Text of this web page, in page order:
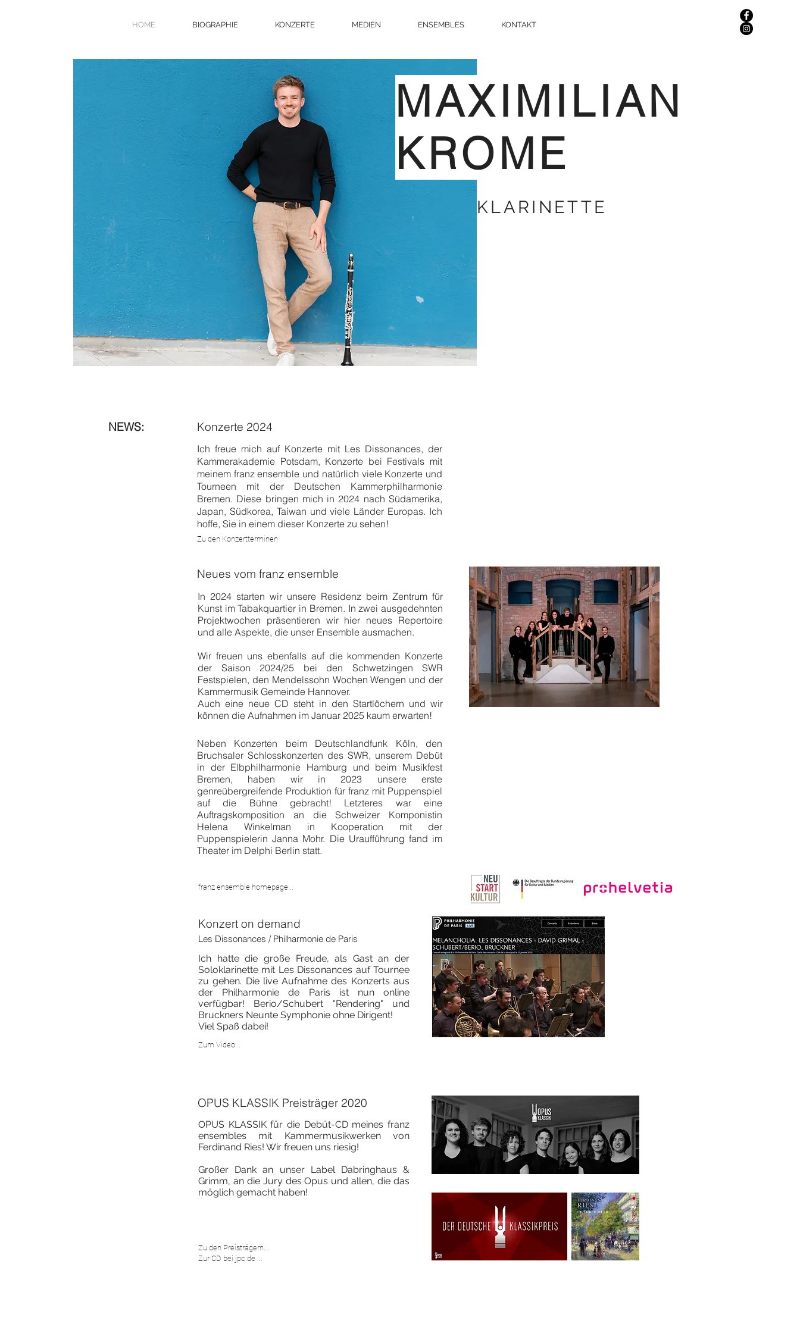
HOME BIOGRAPHIE KONZERTE MEDIEN ENSEMBLES KONTAKT
MAXIMILIAN
KROME
KLARINETTE
NEWS: Konzerte 2024
Ich freue mich auf Konzerte mit Les Dissonances, der
Kammerakademie Potsdam, Konzerte bei Festivals mit
meinem franz ensemble und natürlich viele Konzerte und
Tourneen mit der Deutschen Kammerphilharmonie
Bremen. Diese bringen mich in 2024 nach Südamerika,
Japan, Südkorea, Taiwan und viele Länder Europas. Ich
hoffe, Sie in einem dieser Konzerte zu sehen!
Zu den Konzertterminen
Neues vom franz ensemble
In 2024 starten wir unsere Residenz beim Zentrum für
Kunst im Tabakquartier in Bremen. In zwei ausgedehnten
Projektwochen präsentieren wir hier neues Repertoire
und alle Aspekte, die unser Ensemble ausmachen.
Wir freuen uns ebenfalls auf die kommenden Konzerte
der Saison 2024/25 bei den Schwetzingen SWR
Festspielen, den Mendelssohn Wochen Wengen und der
Kammermusik Gemeinde Hannover.
Auch eine neue CD steht in den Startlöchern und wir
können die Aufnahmen im Januar 2025 kaum erwarten!
Neben Konzerten beim Deutschlandfunk Köln, den
Bruchsaler Schlosskonzerten des SWR, unserem Debüt
in der Elbphilharmonie Hamburg und beim Musikfest
Bremen, haben wir in 2023 unsere erste
genreübergreifende Produktion für franz mit Puppenspiel
auf die Bühne gebracht! Letzteres war eine
Auftragskomposition an die Schweizer Komponistin
Helena Winkelman in Kooperation mit der
Puppenspielerin Janna Mohr. Die Uraufführung fand im
Theater im Delphi Berlin statt.
franz ensemble homepage...
Konzert on demand
Les Dissonances / Philharmonie de Paris
Ich hatte die große Freude, als Gast an der
Soloklarinette mit Les Dissonances auf Tournee
zu gehen. Die live Aufnahme des Konzerts aus
der Philharmonie de Paris ist nun online
verfügbar! Berio/Schubert "Rendering" und
Bruckners Neunte Symphonie ohne Dirigent!
Viel Spaß dabei!
Zum Video...
OPUS KLASSIK Preisträger 2020
OPUS KLASSIK für die Debüt-CD meines franz
ensembles mit Kammermusikwerken von
Ferdinand Ries! Wir freuen uns riesig!
Großer Dank an unser Label Dabringhaus &
Grimm, an die Jury des Opus und allen, die das
möglich gemacht haben!
Zu den Preisträgern...
Zur CD bei jpc.de ...